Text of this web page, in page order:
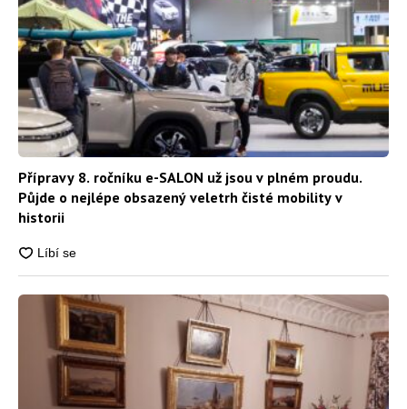
Přípravy 8. ročníku e-SALON už jsou v plném proudu.
Půjde o nejlépe obsazený veletrh čisté mobility v
historii